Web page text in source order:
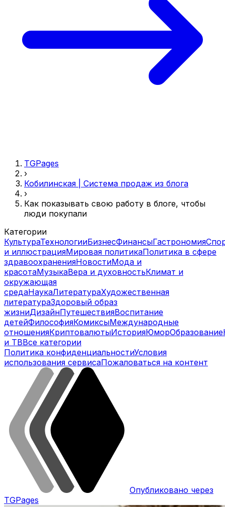
TGPages
›
Кобилинская | Система продаж из блога
›
Как показывать свою работу в блоге, чтобы
люди покупали
Категории
КультураТехнологииБизнесФинансыГастрономия
и иллюстрацияМировая политикаПолитика в сфере
здравоохраненияНовостиМода и
красотаМузыкаВера и духовностьКлимат и
окружающая
средаНаукаЛитератураХудожественная
литератураЗдоровый образ
жизниДизайнПутешествияВоспитание
детейФилософияКомиксыМеждународные
отношенияКриптовалютыИсторияЮморОбразование
и ТВВсе категории
Политика конфиденциальностиУсловия
использования сервисаПожаловаться на контент
Опубликовано через
TGPages